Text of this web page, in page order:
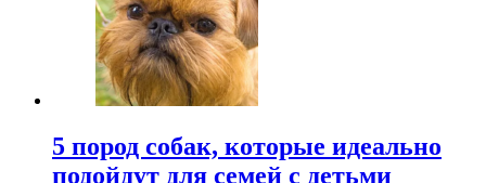
5 пород собак, которые идеально
подойдут для семей с детьми